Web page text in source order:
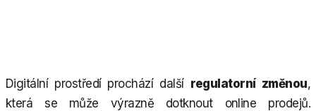
Digitální prostředí prochází další regulatorní změnou,
která se může výrazně dotknout online prodejů.